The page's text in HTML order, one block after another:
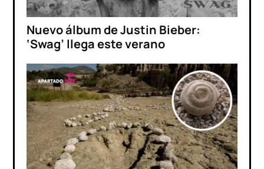
Nuevo álbum de Justin Bieber:
‘Swag’ llega este verano